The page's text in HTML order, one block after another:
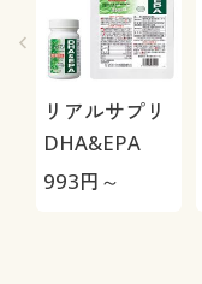
リアルサプリ
DHA&EPA
993円～